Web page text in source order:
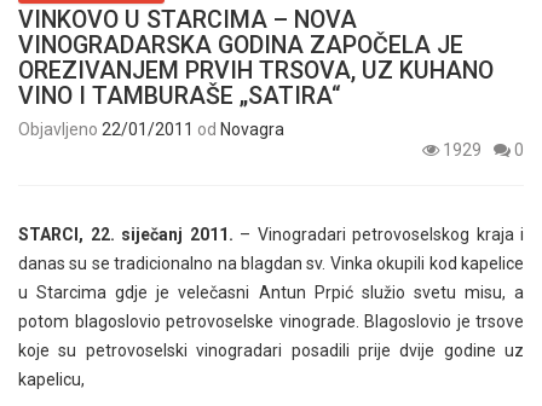
VINKOVO U STARCIMA – NOVA
VINOGRADARSKA GODINA ZAPOČELA JE
OREZIVANJEM PRVIH TRSOVA, UZ KUHANO
VINO I TAMBURAŠE „SATIRA“
Objavljeno 22/01/2011 od Novagra
1929
0
STARCI, 22. siječanj 2011. – Vinogradari petrovoselskog kraja i
danas su se tradicionalno na blagdan sv. Vinka okupili kod kapelice
u Starcima gdje je velečasni Antun Prpić služio svetu misu, a
potom blagoslovio petrovoselske vinograde. Blagoslovio je trsove
koje su petrovoselski vinogradari posadili prije dvije godine uz
kapelicu,